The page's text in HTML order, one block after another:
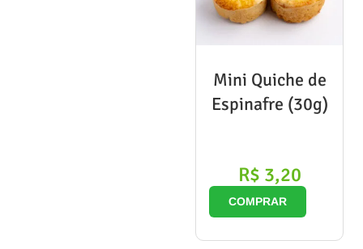
Mini Quiche de
Espinafre (30g)
R$ 3,20
COMPRAR